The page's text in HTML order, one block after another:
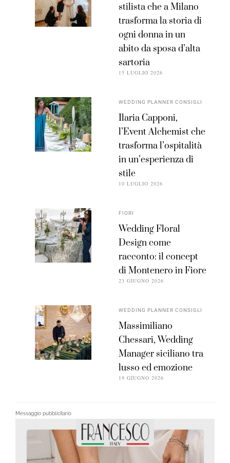
stilista che a Milano
trasforma la storia di
ogni donna in un
abito da sposa d’alta
sartoria
15 LUGLIO 2026
WEDDING PLANNER CONSIGLI
Ilaria Capponi,
l’Event Alchemist che
trasforma l’ospitalità
in un’esperienza di
stile
10 LUGLIO 2026
FIORI
Wedding Floral
Design come
racconto: il concept
di Montenero in Fiore
23 GIUGNO 2026
WEDDING PLANNER CONSIGLI
Massimiliano
Chessari, Wedding
Manager siciliano tra
lusso ed emozione
19 GIUGNO 2026
Messaggio pubblicitario